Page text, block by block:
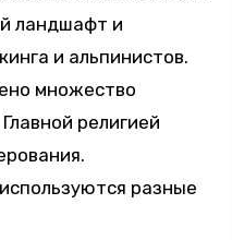
ландшафт и
и альпинистов.
множество
религией
разные